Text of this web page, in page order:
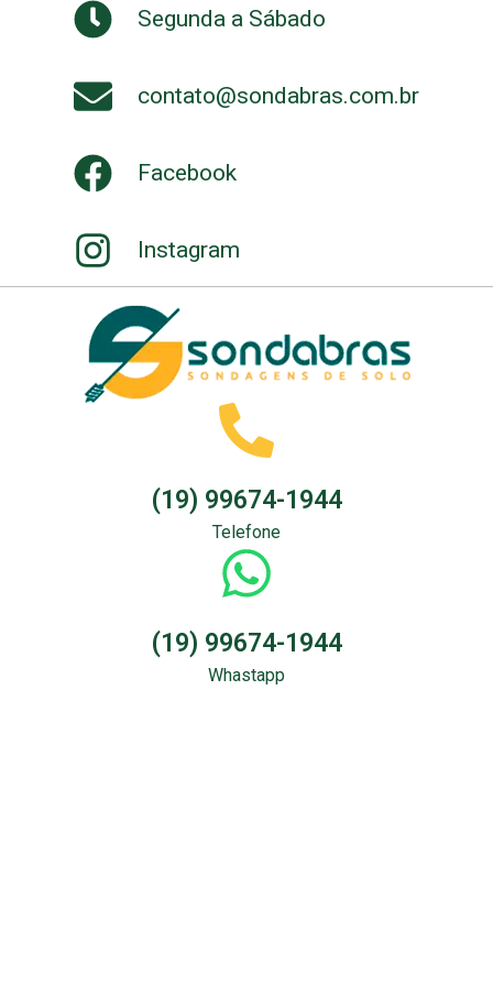
Segunda a Sábado
contato@sondabras.com.br
Facebook
Instagram
(19) 99674-1944
Telefone
(19) 99674-1944
Whastapp